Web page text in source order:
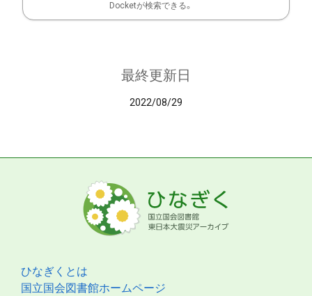
Docketが検索できる。
最終更新日
2022/08/29
ひなぎくとは
国立国会図書館ホームページ